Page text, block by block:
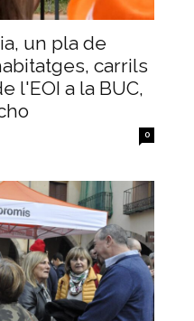
un pla de
carrils
l'EOI a la BUC,
0